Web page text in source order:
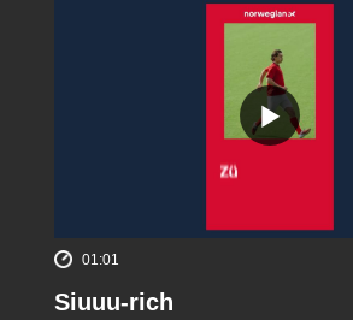
01:01
Siuuu-rich